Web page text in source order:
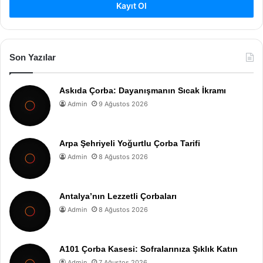
Kayıt Ol
Son Yazılar
Askıda Çorba: Dayanışmanın Sıcak İkramı
Admin 9 Ağustos 2026
Arpa Şehriyeli Yoğurtlu Çorba Tarifi
Admin 8 Ağustos 2026
Antalya’nın Lezzetli Çorbaları
Admin 8 Ağustos 2026
A101 Çorba Kasesi: Sofralarınıza Şıklık Katın